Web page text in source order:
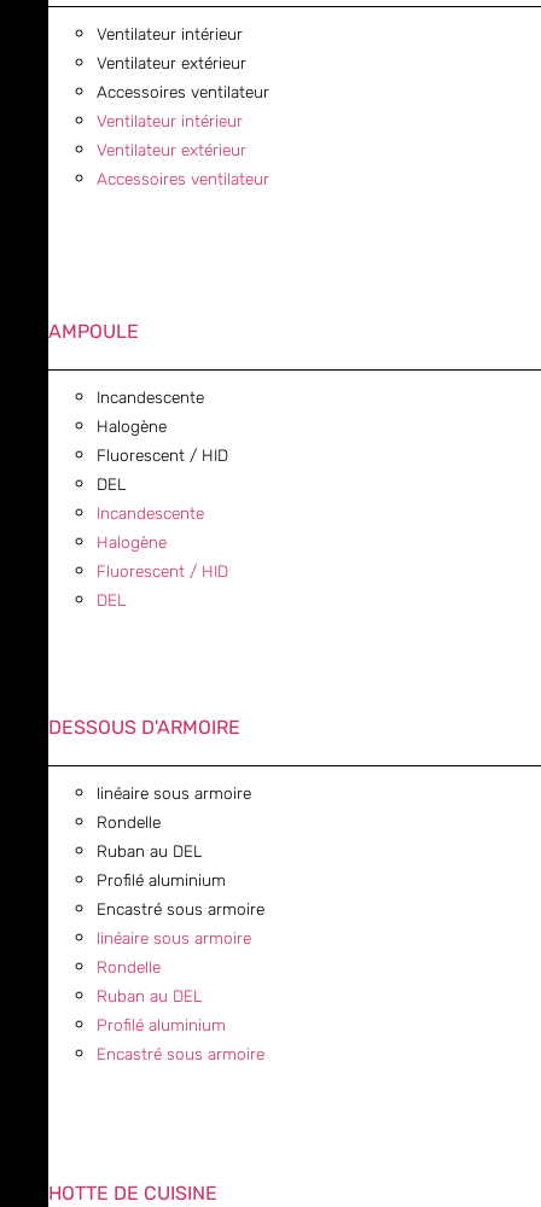
Ventilateur intérieur
Ventilateur extérieur
Accessoires ventilateur
Ventilateur intérieur
Ventilateur extérieur
Accessoires ventilateur
AMPOULE
Incandescente
Halogène
Fluorescent / HID
DEL
Incandescente
Halogène
Fluorescent / HID
DEL
DESSOUS D'ARMOIRE
linéaire sous armoire
Rondelle
Ruban au DEL
Profilé aluminium
Encastré sous armoire
linéaire sous armoire
Rondelle
Ruban au DEL
Profilé aluminium
Encastré sous armoire
HOTTE DE CUISINE